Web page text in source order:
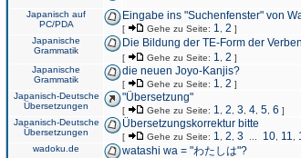
Japanisch auf
PC/PDA
Eingabe ins "Suchenfenster" von
[ Gehe zu Seite: 1 2 ]
Japanische
Grammatik
Die Bildung der TE-Form der
[ Gehe zu Seite: 1 2 ]
Japanische
Grammatik
die neuen Joyo-Kanjis?
[ Gehe zu Seite: 1 2 ]
Japanisch-Deutsche
Übersetzungen
"Übersetzung"
[ Gehe zu Seite: 1 2 3 4 5 6 ]
Japanisch-Deutsche
Übersetzungen
Übersetzungskorrektur bitte
[ Gehe zu Seite: 1 2 3 10 11
wadoku.de watashi wa = "わたしは"?